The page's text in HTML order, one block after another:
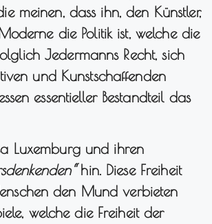
meinen, dass ihn, den Künstler,
die Politik ist, welche die
Jedermanns Recht, sich
und Kunstschaffenden
essentieller Bestandteil das
Luxemburg und ihren
hin. Diese Freiheit
den Mund verbieten
welche die Freiheit der